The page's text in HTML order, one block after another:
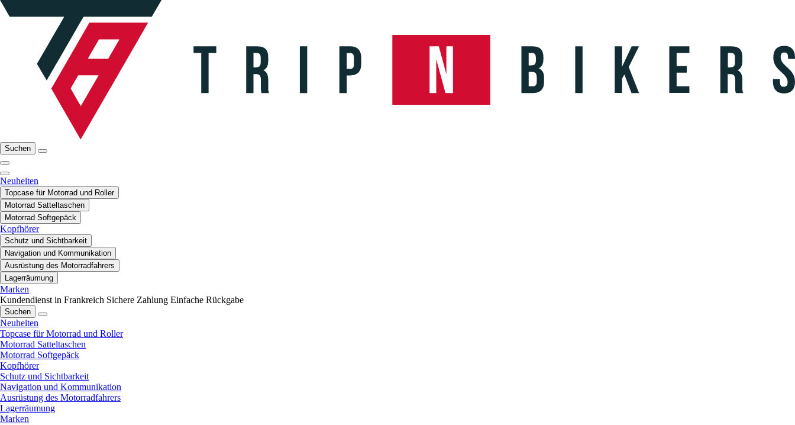
Suchen
Neuheiten
Topcase für Motorrad und Roller
Motorrad Satteltaschen
Motorrad Softgepäck
Kopfhörer
Schutz und Sichtbarkeit
Navigation und Kommunikation
Ausrüstung des Motorradfahrers
Lagerräumung
Marken
Kundendienst in Frankreich Sichere Zahlung Einfache Rückgabe
Suchen
Neuheiten
Topcase für Motorrad und Roller
Motorrad Satteltaschen
Motorrad Softgepäck
Kopfhörer
Schutz und Sichtbarkeit
Navigation und Kommunikation
Ausrüstung des Motorradfahrers
Lagerräumung
Marken